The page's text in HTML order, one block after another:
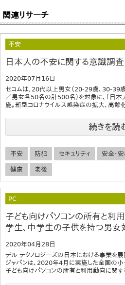
関連リサーチ
不安
日本人の不安に関する意識調
2020年07月16日
セコムは、20代以上男女（20-29歳、30-39
／男女各50名の計500名）を対象に、「日
施。新型コロナウイルス感染症の拡大、高齢
続きを読
不安 防犯 セキュリティ 安全・
健康 老後
PC
子ども向けパソコンの所有と利
学生、中学生の子供を持つ男女
2020年04月28日
デル テクノロジーズの日本における事業を展
ジャパンは、2020年4月に実施した全国の小
子ども向けパソコンの所有と利用動向に関